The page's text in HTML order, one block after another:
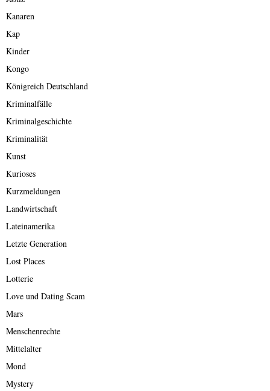
Kanaren
Kap
Kinder
Kongo
Königreich Deutschland
Kriminalfälle
Kriminalgeschichte
Kriminalität
Kunst
Kurioses
Kurzmeldungen
Landwirtschaft
Lateinamerika
Letzte Generation
Lost Places
Lotterie
Love und Dating Scam
Mars
Menschenrechte
Mittelalter
Mond
Mystery